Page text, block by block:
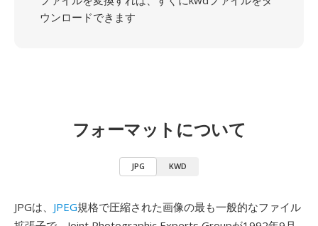
ウンロードできます
フォーマットについて
JPG KWD
JPGは、 JPEG規格で圧縮された画像の最も一般的なファイル